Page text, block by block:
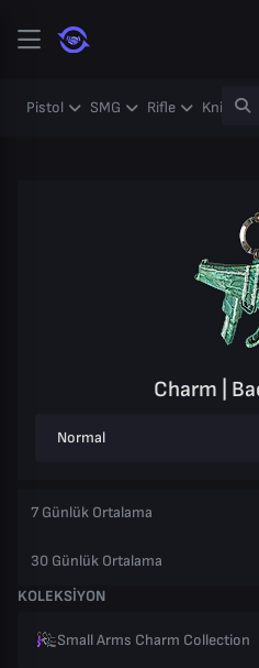
Pistol SMG Rifle Knife
Charm |
Normal
7 Günlük Ortalama
30 Günlük Ortalama
KOLEKSIYON
Small Arms Charm Collection